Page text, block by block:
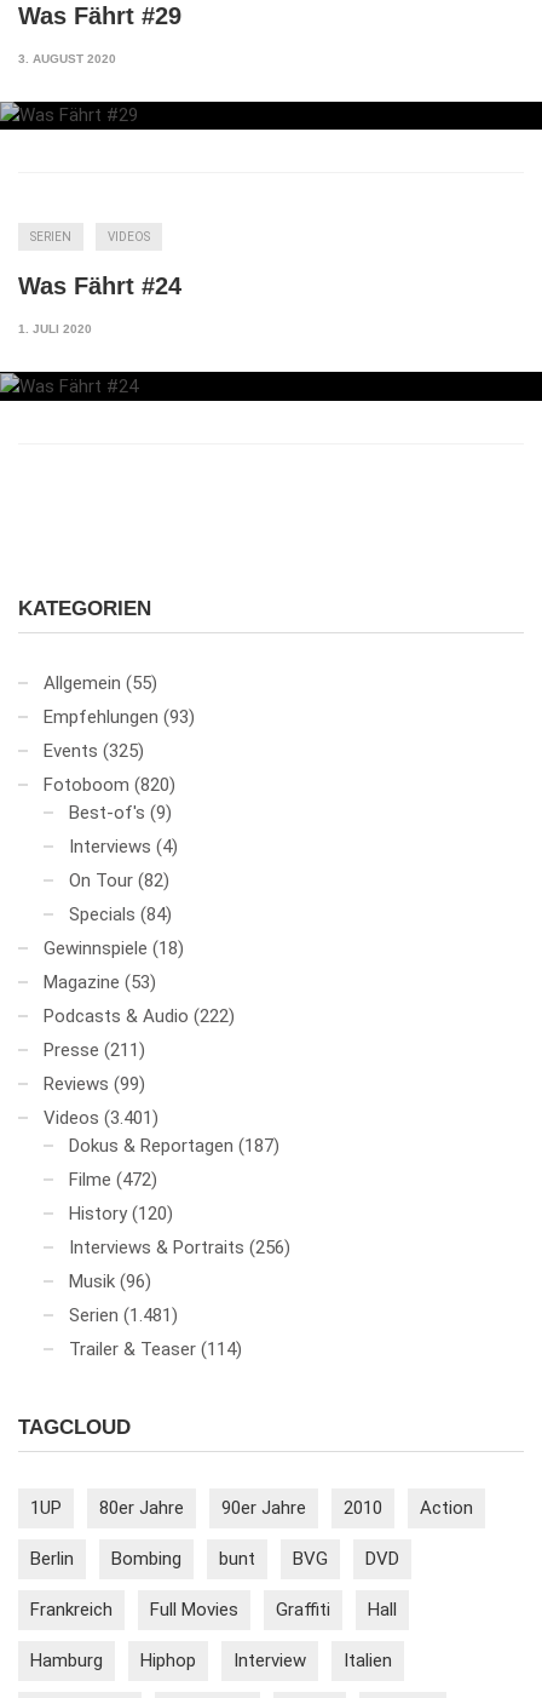
Was Fährt #29
3. AUGUST 2020
SERIEN VIDEOS
Was Fährt #24
1. JULI 2020
KATEGORIEN
Allgemein (55)
Empfehlungen (93)
Events (325)
Fotoboom (820)
Best-of's (9)
Interviews (4)
On Tour (82)
Specials (84)
Gewinnspiele (18)
Magazine (53)
Podcasts & Audio (222)
Presse (211)
Reviews (99)
Videos (3.401)
Dokus & Reportagen (187)
Filme (472)
History (120)
Interviews & Portraits (256)
Musik (96)
Serien (1.481)
Trailer & Teaser (114)
TAGCLOUD
1UP 80er Jahre 90er Jahre 2010 Action
Berlin Bombing bunt BVG DVD
Frankreich Full Movies Graffiti Hall
Hamburg Hiphop Interview Italien